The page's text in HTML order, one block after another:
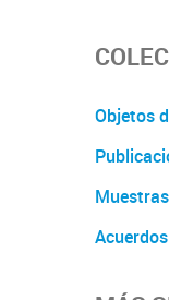
Objetos